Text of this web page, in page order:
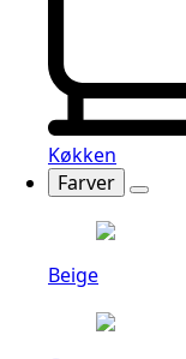
Køkken
Farver
Beige